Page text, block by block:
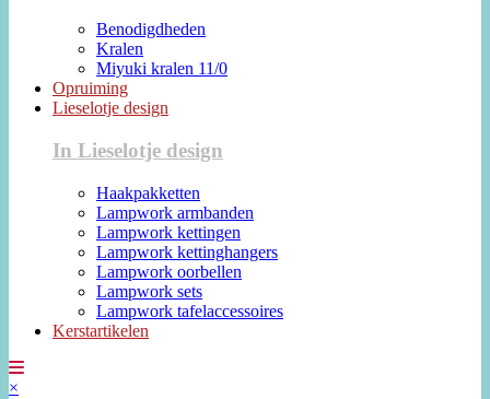
Benodigdheden
Kralen
Miyuki kralen 11/0
Opruiming
Lieselotje design
In Lieselotje design
Haakpakketten
Lampwork armbanden
Lampwork kettingen
Lampwork kettinghangers
Lampwork oorbellen
Lampwork sets
Lampwork tafelaccessoires
Kerstartikelen
×